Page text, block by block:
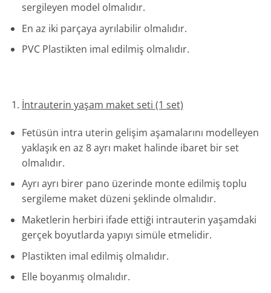
sergileyen model olmalıdır.
En az iki parçaya ayrılabilir olmalıdır.
PVC Plastikten imal edilmiş olmalıdır.
İntrauterin yaşam maket seti (1 set)
Fetüsün intra uterin gelişim aşamalarını modelleyen
yaklaşık en az 8 ayrı maket halinde ibaret bir set
olmalıdır.
Ayrı ayrı birer pano üzerinde monte edilmiş toplu
sergileme maket düzeni şeklinde olmalıdır.
Maketlerin herbiri ifade ettiği intrauterin yaşamdaki
gerçek boyutlarda yapıyı simüle etmelidir.
Plastikten imal edilmiş olmalıdır.
Elle boyanmış olmalıdır.